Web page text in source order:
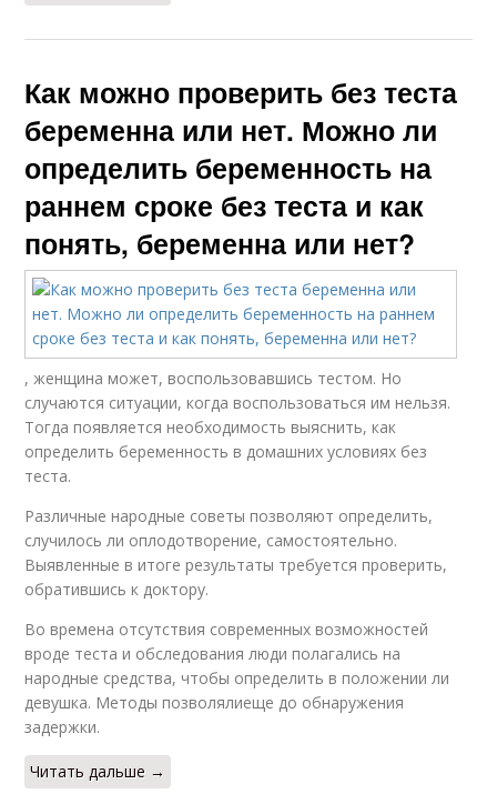
Как можно проверить без теста
беременна или нет. Можно ли
определить беременность на
раннем сроке без теста и как
понять, беременна или нет?
, женщина может, воспользовавшись тестом. Но
случаются ситуации, когда воспользоваться им нельзя.
Тогда появляется необходимость выяснить, как
определить беременность в домашних условиях без
теста.
Различные народные советы позволяют определить,
случилось ли оплодотворение, самостоятельно.
Выявленные в итоге результаты требуется проверить,
обратившись к доктору.
Во времена отсутствия современных возможностей
вроде теста и обследования люди полагались на
народные средства, чтобы определить в положении ли
девушка. Методы позволялиеще до обнаружения
задержки.
Читать дальше →